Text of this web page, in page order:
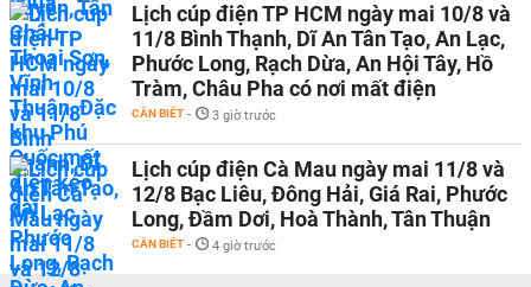
Lịch cúp điện TP HCM ngày mai 10/8 và
11/8 Bình Thạnh, Dĩ An Tân Tạo, An Lạc,
Phước Long, Rạch Dừa, An Hội Tây, Hồ
Tràm, Châu Pha có nơi mất điện
CẦN BIẾT - 3 giờ trước
Lịch cúp điện Cà Mau ngày mai 11/8 và
12/8 Bạc Liêu, Đông Hải, Giá Rai, Phước
Long, Đầm Dơi, Hoà Thành, Tân Thuận
CẦN BIẾT - 4 giờ trước